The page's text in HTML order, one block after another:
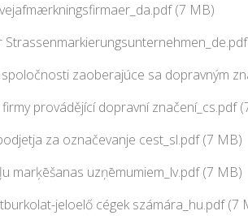
(7 MB)
zaoberajúce sa dopravným
provádějící dopravní značení_cs.pdf
za označevanje cest_sl.pdf (7 MB)
marķēšanas uzņēmumiem_lv.pdf (7 MB)
jeloelő cégek számára_hu.pdf (7